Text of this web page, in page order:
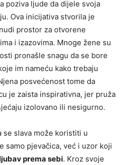
poziva ljude da dijele svoja
Ova inicijativa stvorila je
prostor za otvorene
i izazovima. Mnoge žene su
pronašle snagu da se bore
im nameću kako trebaju
posvećenost tome da
je zaista inspirativna, jer pruža
izolovano ili nesigurno.
se slava može koristiti u
samo pjevačica, već i uzor koji
prema sebi. Kroz svoje